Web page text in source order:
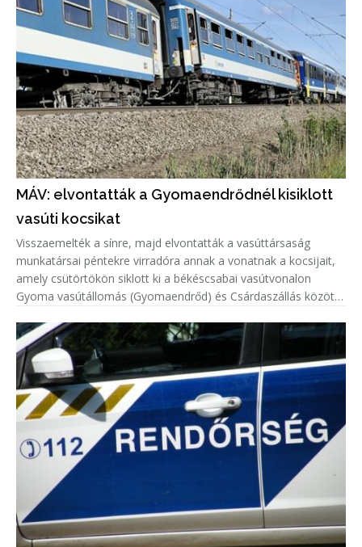
MÁV: elvontatták a Gyomaendrődnél kisiklott
vasúti kocsikat
Visszaemelték a sínre, majd elvontatták a vasúttársaság
munkatársai péntekre virradóra annak a vonatnak a kocsijait,
amely csütörtökön siklott ki a békéscsabai vasútvonalon
Gyoma vasútállomás (Gyomaendrőd) és Csárdaszállás között -
t.